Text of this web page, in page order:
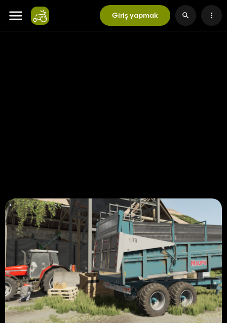
Giriş yapmak